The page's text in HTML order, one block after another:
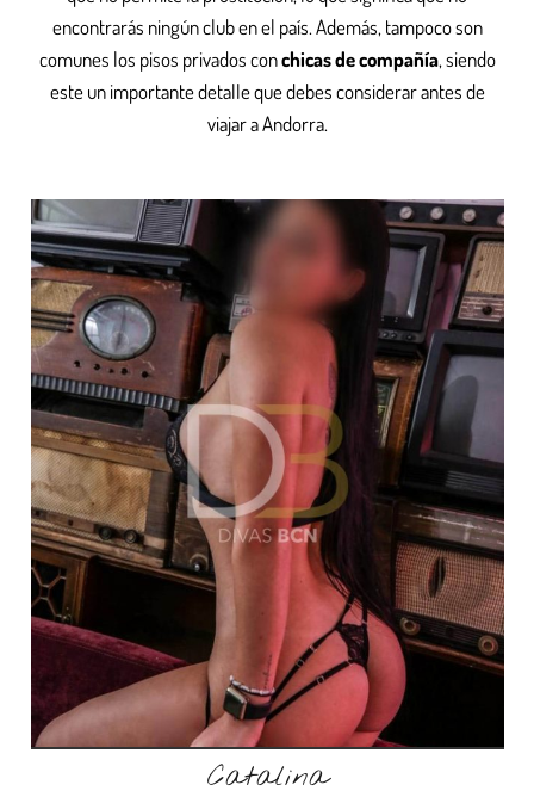
encontrarás ningún club en el país. Además, tampoco son
comunes los pisos privados conchicas de compañía, siendo
este un importante detalle que debes considerar antes de
viajar a Andorra.
Catalina